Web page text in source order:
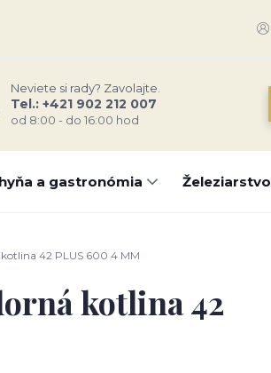
Neviete si rady? Zavolajte.
Tel.: +421 902 212 007
od 8:00 - do 16:00 hod
a gastronómia Železiarstvo
42 PLUS 600 4 MM
kotlina 42